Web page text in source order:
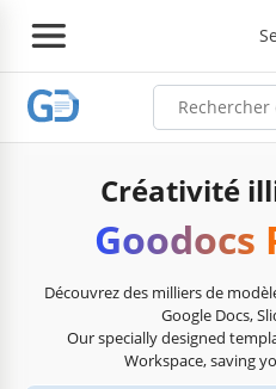
Créativité
Goodocs
Découvrez des milliers de
Google Docs,
Our specially designed
Workspace, saving